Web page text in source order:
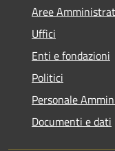
Aree
Uffici
Enti e fondazioni
Politici
Personale
Documenti e dati